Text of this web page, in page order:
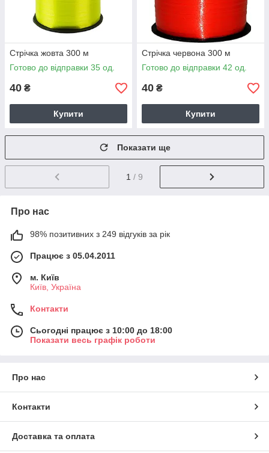
Стрічка жовта 300 м
Готово до відправки 35 од.
40 ₴
Купити
Стрічка червона 300 м
Готово до відправки 42 од.
40 ₴
Купити
Показати ще
1 / 9
Про нас
98% позитивних з 249 відгуків за рік
Працює з 05.04.2011
м. Київ
Київ, Україна
Контакти
Сьогодні працює з 10:00 до 18:00
Показати весь графік роботи
Про нас
Контакти
Доставка та оплата